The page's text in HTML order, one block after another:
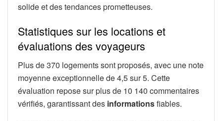
solide et des tendances prometteuses.
Statistiques sur les locations et
évaluations des voyageurs
Plus de 370 logements sont proposés, avec une note
moyenne exceptionnelle de 4,5 sur 5. Cette
évaluation repose sur plus de 10 140 commentaires
vérifiés, garantissant des informationsfiables.